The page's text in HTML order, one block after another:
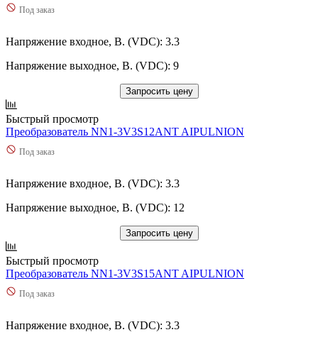
Под заказ
Напряжение входное, В. (VDC): 3.3
Напряжение выходное, В. (VDC): 9
Запросить цену
Быстрый просмотр
Преобразователь NN1-3V3S12ANT AIPULNION
Под заказ
Напряжение входное, В. (VDC): 3.3
Напряжение выходное, В. (VDC): 12
Запросить цену
Быстрый просмотр
Преобразователь NN1-3V3S15ANT AIPULNION
Под заказ
Напряжение входное, В. (VDC): 3.3